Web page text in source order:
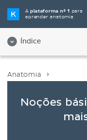
Aplataforma nº 1 para
aprender anatomia
Índice
Anatomia
Noções